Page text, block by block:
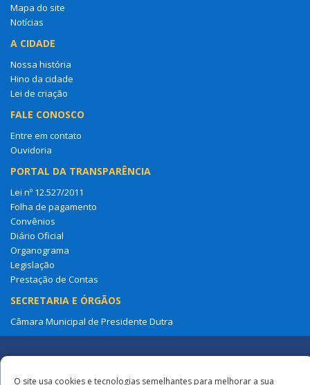
Mapa do site
Notícias
A CIDADE
Nossa história
Hino da cidade
Lei de criação
FALE CONOSCO
Entre em contato
Ouvidoria
PORTAL DA TRANSPARÊNCIA
Lei nº 12.527/2011
Folha de pagamento
Convênios
Diário Oficial
Organograma
Legislação
Prestação de Contas
SECRETARIA E ÓRGÃOS
Câmara Municipal de Presidente Dutra
Redes
O site usa cookies e tecnologias semelhantes para melhorar a sua